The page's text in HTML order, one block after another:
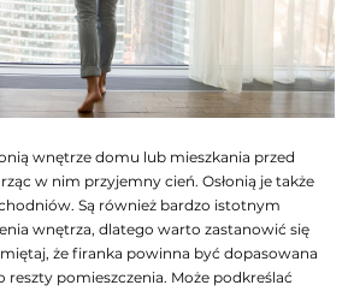
wnętrze domu lub mieszkania przed
w nim przyjemny cień. Osłonią je także
Są również bardzo istotnym
wnętrza, dlatego warto zastanowić się
że firanka powinna być dopasowana
pomieszczenia. Może podkreślać